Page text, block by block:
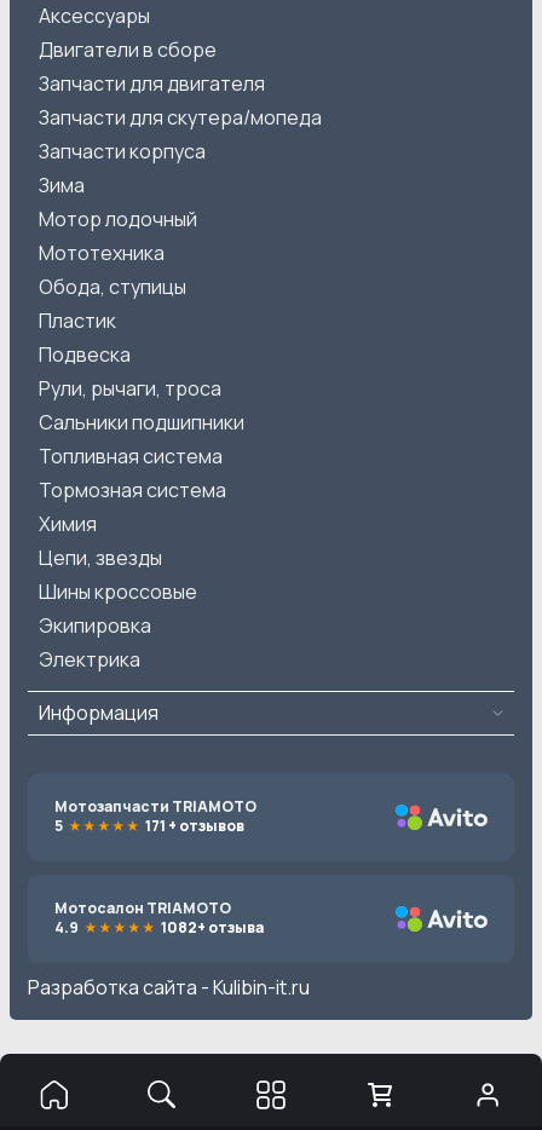
Аксессуары
Двигатели в сборе
Запчасти для двигателя
Запчасти для скутера/мопеда
Запчасти корпуса
Зима
Мотор лодочный
Мототехника
Обода, ступицы
Пластик
Подвеска
Рули, рычаги, троса
Сальники подшипники
Топливная система
Тормозная система
Химия
Цепи, звезды
Шины кроссовые
Экипировка
Электрика
Информация
Мотозапчасти TRIAMOTO
5
171 + отзывов
Мотосалон TRIAMOTO
4.9
1082+ отзыва
Разработка сайта -Kulibin-it.ru